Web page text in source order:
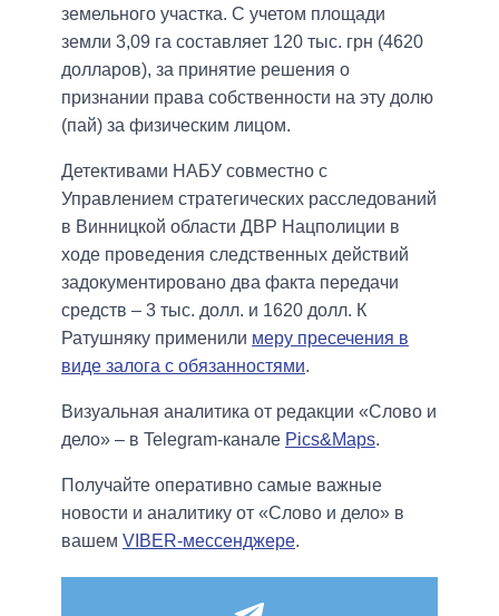
земельного участка. С учетом площади
земли 3,09 га составляет 120 тыс. грн (4620
долларов), за принятие решения о
признании права собственности на эту долю
(пай) за физическим лицом.
Детективами НАБУ совместно с
Управлением стратегических расследований
в Винницкой области ДВР Нацполиции в
ходе проведения следственных действий
задокументировано два факта передачи
средств – 3 тыс. долл. и 1620 долл. К
Ратушняку применили меру пресечения в
виде залога с обязанностями.
Визуальная аналитика от редакции «Слово и
дело» – в Telegram-канале Pics&Maps.
Получайте оперативно самые важные
новости и аналитику от «Слово и дело» в
вашем VIBER-мессенджере.